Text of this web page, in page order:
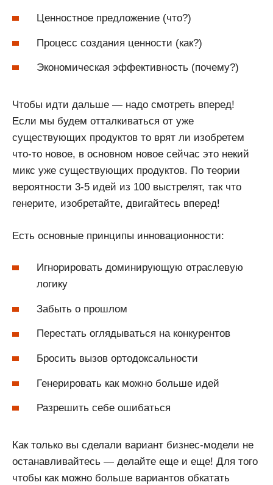
Ценностное предложение (что?)
Процесс создания ценности (как?)
Экономическая эффективность (почему?)
Чтобы идти дальше — надо смотреть вперед!
Если мы будем отталкиваться от уже
существующих продуктов то врят ли изобретем
что-то новое, в основном новое сейчас это некий
микс уже существующих продуктов. По теории
вероятности 3-5 идей из 100 выстрелят, так что
генерите, изобретайте, двигайтесь вперед!
Есть основные принципы инновационности:
Игнорировать доминирующую отраслевую
логику
Забыть о прошлом
Перестать оглядываться на конкурентов
Бросить вызов ортодоксальности
Генерировать как можно больше идей
Разрешить себе ошибаться
Как только вы сделали вариант бизнес-модели не
останавливайтесь — делайте еще и еще! Для того
чтобы как можно больше вариантов обкатать